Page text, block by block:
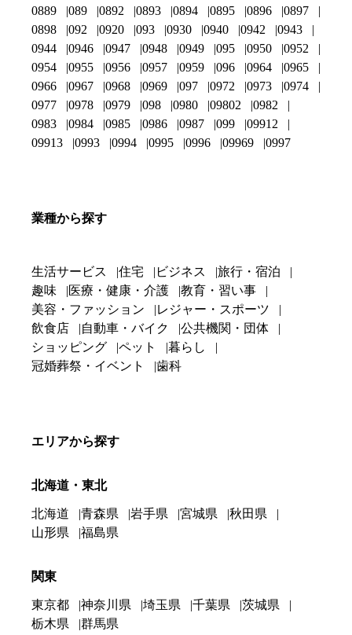
0889
089 0892 0893 0894 0895 0896
0897
0898
092 0920 093 0930 0940 0942
0943
0944
0946 0947 0948 0949 095 0950
0952
0954
0955 0956 0957 0959 096 0964
0965
0966
0967 0968 0969 097 0972 0973
0974
0977
0978 0979 098 0980 09802
0982
0983
0984 0985 0986 0987 099
09912
09913
0993 0994 0995 0996 09969 0997
業種から探す
生活サービス 住宅 ビジネス
旅行・宿泊
趣味
医療・健康・介護
教育・習い事
美容・ファッション
レジャー・スポーツ
飲食店
自動車・バイク
公共機関・団体
ショッピング
ペット
暮らし
冠婚葬祭・イベント
歯科
エリアから探す
北海道・東北
北海道 青森県 岩手県 宮城県
秋田県
山形県
福島県
関東
東京都 神奈川県 埼玉県 千葉県
茨城県
栃木県
群馬県